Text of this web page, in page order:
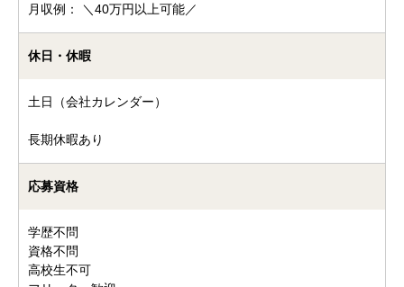
月収例： ＼40万円以上可能／
休日・休暇
土日（会社カレンダー）
長期休暇あり
応募資格
学歴不問
資格不問
高校生不可